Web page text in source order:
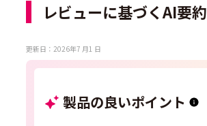
レビューに基づくAI要約
更新日：2026年7 月1 日
製品の良いポイント